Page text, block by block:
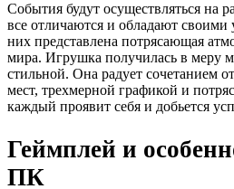
События будут осуществляться на
все отличаются и обладают
них представлена потрясающая
мира. Игрушка получилась в меру
стильной. Она радует сочетанием
мест, трехмерной графикой и
каждый проявит себя и добьется
Геймплей и
ПК